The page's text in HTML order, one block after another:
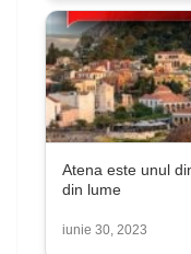
Atena este unul
din lume
iunie 30, 2023